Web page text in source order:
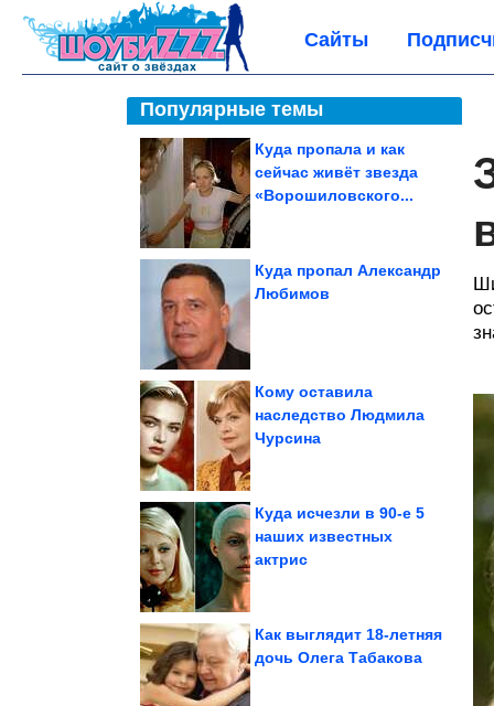
Сайты
Популярные темы
Куда пропала и как
сейчас живёт звезда
«Ворошиловского...
Куда пропал Александр
Любимов
Кому оставила
наследство Людмила
Чурсина
Куда исчезли в 90-е 5
наших известных
актрис
Как выглядит 18-летняя
дочь Олега Табакова